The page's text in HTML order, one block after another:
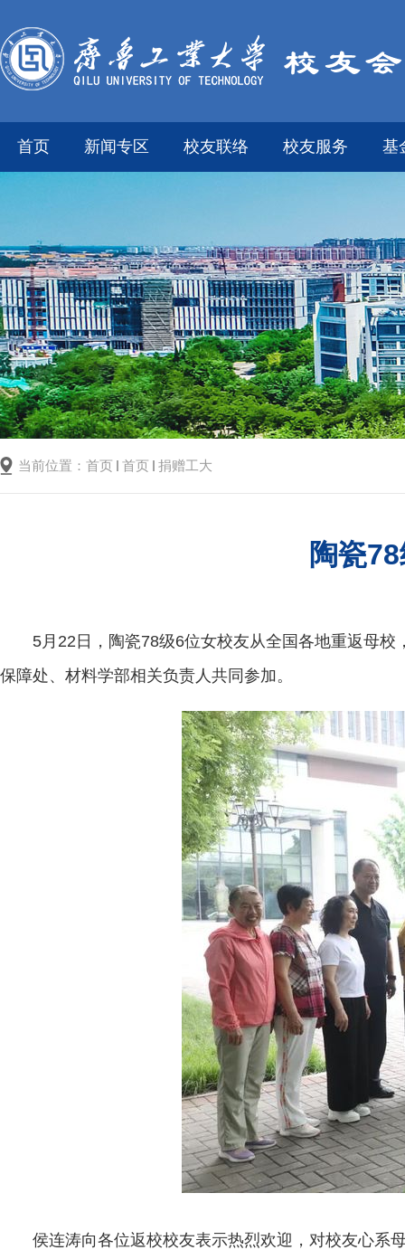
首页 新闻专区 校友联络 校友服务 基
当前位置： 首页 首页 捐赠工大
陶瓷
5月22日，陶瓷78级6位女校友从全国各地重返母
保障处、材料学部相关负责人共同参加。
侯连涛向各位返校校友表示热烈欢迎，对校友心系